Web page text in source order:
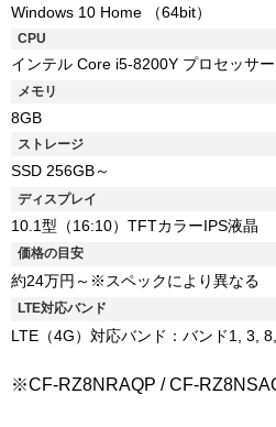
Windows 10 Home （64bit）
CPU
インテル Core i5-8200Y プロセッサー
メモリ
8GB
ストレージ
SSD 256GB～
ディスプレイ
10.1型（16:10）TFTカラーIPS液晶
価格の目安
約24万円～※スペックにより異なる
LTE対応バンド
LTE（4G）対応バンド：バンド1, 3,
※CF-RZ8NRAQP / CF-